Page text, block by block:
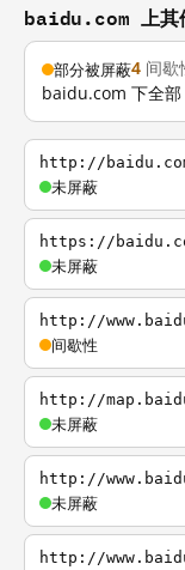
baidu.com 上其
部分被屏蔽4 间歇
baidu.com 下全
http://
未屏蔽
https://
未屏蔽
http://
间歇性
http://
未屏蔽
http://
未屏蔽
http://